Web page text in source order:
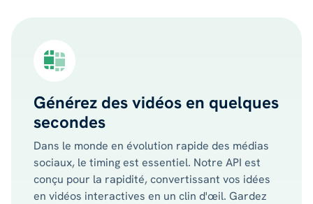
Générez des vidéos en quelques
secondes
Dans le monde en évolution rapide des médias
sociaux, le timing est essentiel. Notre API est
conçu pour la rapidité, convertissant vos idées
en vidéos interactives en un clin d'œil. Gardez